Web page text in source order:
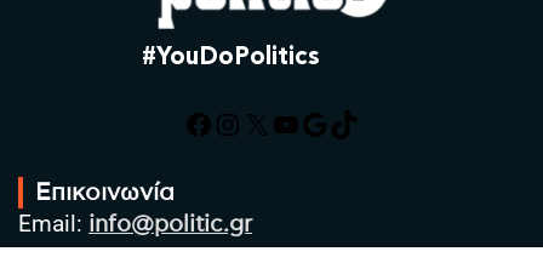
#YouDoPolitics
Facebook
Instagram
X YouTube
Google
TikTok
Επικοινωνία
Email: info@politic.gr
Τηλ: